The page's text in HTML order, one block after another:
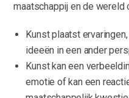
maatschappij en de wereld
Kunst plaatst
ideeën in een ander
Kunst kan een
emotie of kan een